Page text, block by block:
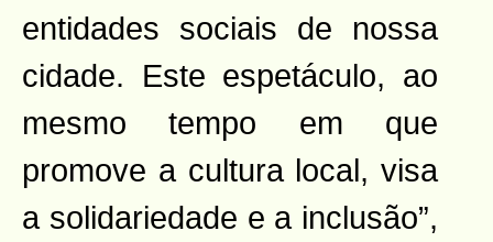
entidades sociais de nossa
cidade. Este espetáculo, ao
mesmo tempo em que
promove a cultura local, visa
a solidariedade e a inclusão”,